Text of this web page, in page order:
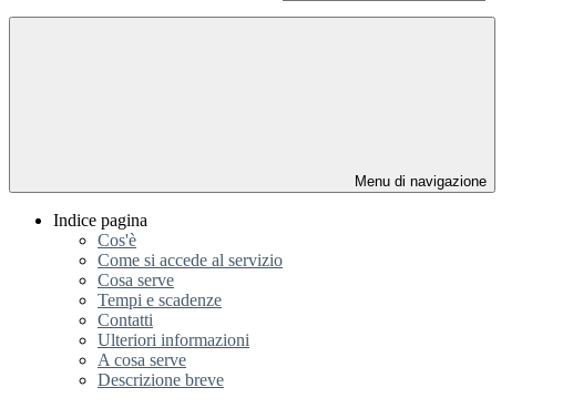
Menu di navigazione
Indice pagina
Cos'è
Come si accede al servizio
Cosa serve
Tempi e scadenze
Contatti
Ulteriori informazioni
A cosa serve
Descrizione breve